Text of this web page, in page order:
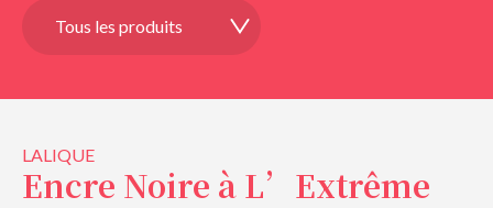
LALIQUE
Encre Noire à L’Extrême